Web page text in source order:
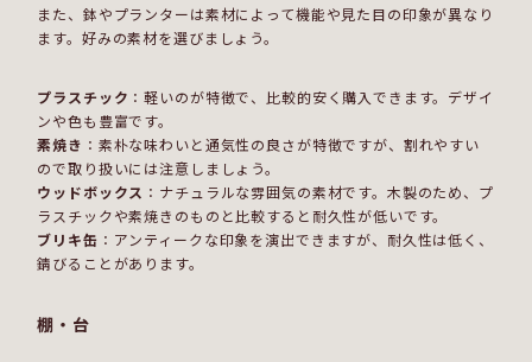
また、鉢やプランターは素材によって機能や見た目の印象が異なり
ます。好みの素材を選びましょう。
プラスチック ：軽いのが特徴で、比較的安く購入できます。デザイ
ンや色も豊富です。
素焼き ：素朴な味わいと通気性の良さが特徴ですが、割れやすい
ので取り扱いには注意しましょう。
ウッドボックス ：ナチュラルな雰囲気の素材です。木製のため、プ
ラスチックや素焼きのものと比較すると耐久性が低いです。
ブリキ缶 ：アンティークな印象を演出できますが、耐久性は低く、
錆びることがあります。
棚・台